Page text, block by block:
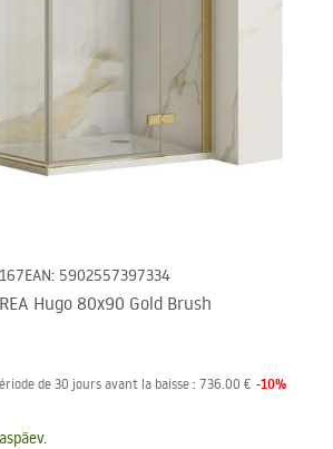
EAN: 5902557397334
Hugo 80x90 Gold Brush
de 30 jours avant la baisse : 736.00 € -10%